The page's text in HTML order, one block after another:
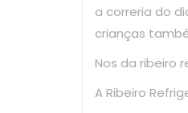
a correria do
crianças
Nos da ribeiro
A Ribeiro